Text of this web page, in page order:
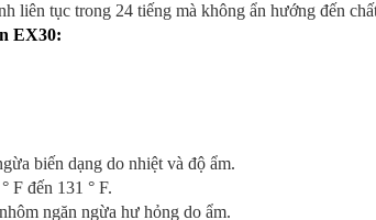
liên tục trong 24 tiếng mà không ẩn hướng đến
EX30:
biến dạng do nhiệt và độ ẩm.
F đến 131 ° F.
ngăn ngừa hư hỏng do ẩm.